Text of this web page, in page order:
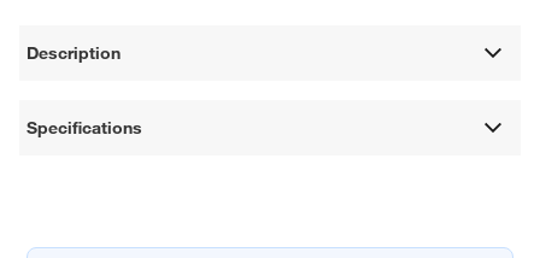
Description
Specifications